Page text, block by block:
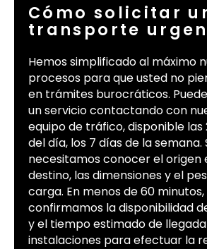
Cómo solicitar
transporte
Hemos simplificado al máximo
procesos para que usted no
en trámites burocráticos.
un servicio contactando con
equipo de tráfico, disponible las
del día, los 7 días de la semana.
necesitamos conocer el origen
destino, las dimensiones y el
carga. En menos de 60 minutos,
confirmamos la disponibilidad
y el tiempo estimado de llegada
instalaciones para efectuar la